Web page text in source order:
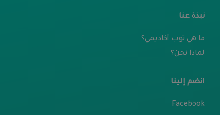
نبذة عنا
ما هي توب أكاديمي؟
لماذا نحن؟
انضم إلينا
Facebook